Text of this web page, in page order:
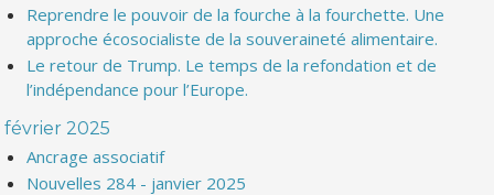
Reprendre le pouvoir de la fourche à la fourchette. Une
approche écosocialiste de la souveraineté alimentaire.
Le retour de Trump. Le temps de la refondation et de
l’indépendance pour l’Europe.
février 2025
Ancrage associatif
Nouvelles 284 - janvier 2025